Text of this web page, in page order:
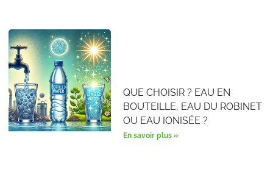
QUE CHOISIR ? EAU EN
BOUTEILLE, EAU DU ROBINET
OU EAU IONISÉE ?
En savoir plus »